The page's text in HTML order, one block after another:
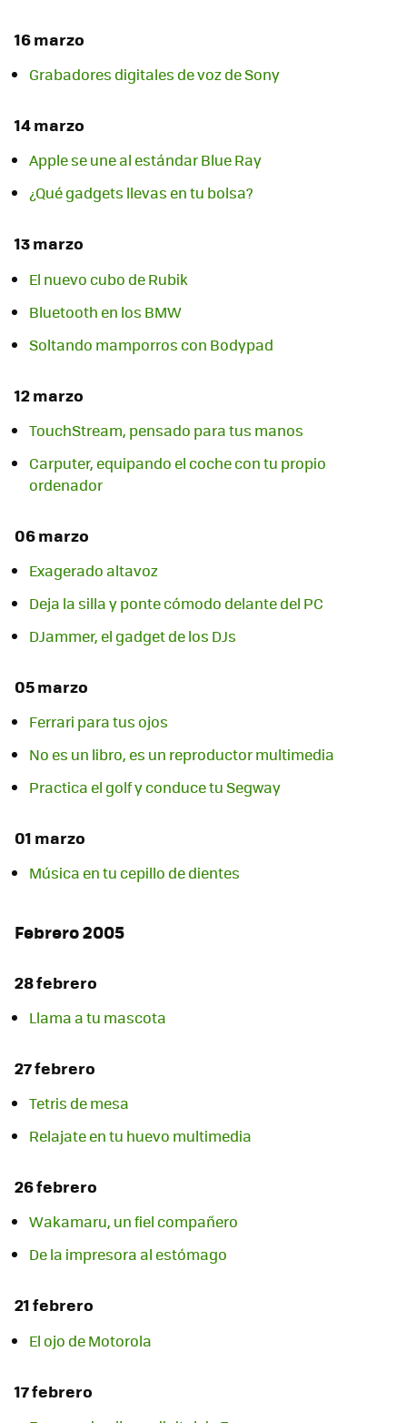
16 marzo
Grabadores digitales de voz de Sony
14 marzo
Apple se une al estándar Blue Ray
¿Qué gadgets llevas en tu bolsa?
13 marzo
El nuevo cubo de Rubik
Bluetooth en los BMW
Soltando mamporros con Bodypad
12 marzo
TouchStream, pensado para tus manos
Carputer, equipando el coche con tu propio
ordenador
06 marzo
Exagerado altavoz
Deja la silla y ponte cómodo delante del PC
DJammer, el gadget de los DJs
05 marzo
Ferrari para tus ojos
No es un libro, es un reproductor multimedia
Practica el golf y conduce tu Segway
01 marzo
Música en tu cepillo de dientes
Febrero 2005
28 febrero
Llama a tu mascota
27 febrero
Tetris de mesa
Relajate en tu huevo multimedia
26 febrero
Wakamaru, un fiel compañero
De la impresora al estómago
21 febrero
El ojo de Motorola
17 febrero